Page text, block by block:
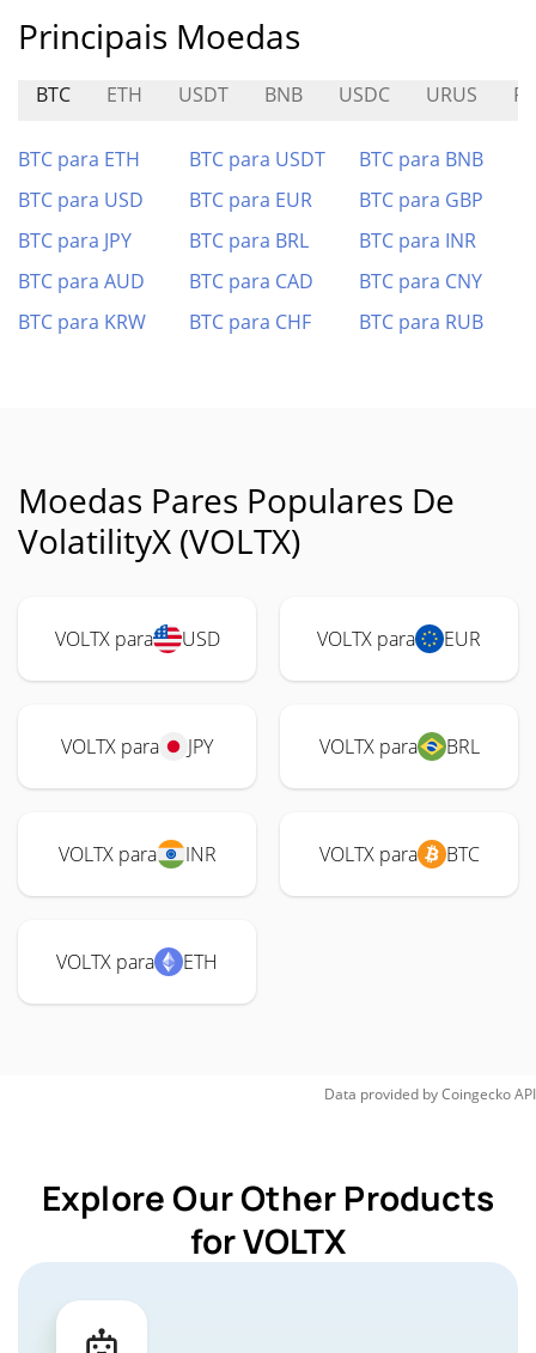
Principais Moedas
BTC ETH USDT BNB USDC URUS
BTC para ETH BTC para USDT
BTC para BNB
BTC para USD
BTC para EUR
BTC para GBP
BTC para JPY
BTC para BRL
BTC para INR
BTC para AUD
BTC para CAD
BTC para CNY
BTC para KRW
BTC para CHF BTC para RUB
Moedas Pares Populares De
VolatilityX (VOLTX)
VOLTX para USD VOLTX para EUR
VOLTX para JPY VOLTX para BRL
VOLTX para INR VOLTX para BTC
VOLTX para ETH
Data provided byCoingeckoAPI
Explore Our Other Products
for VOLTX